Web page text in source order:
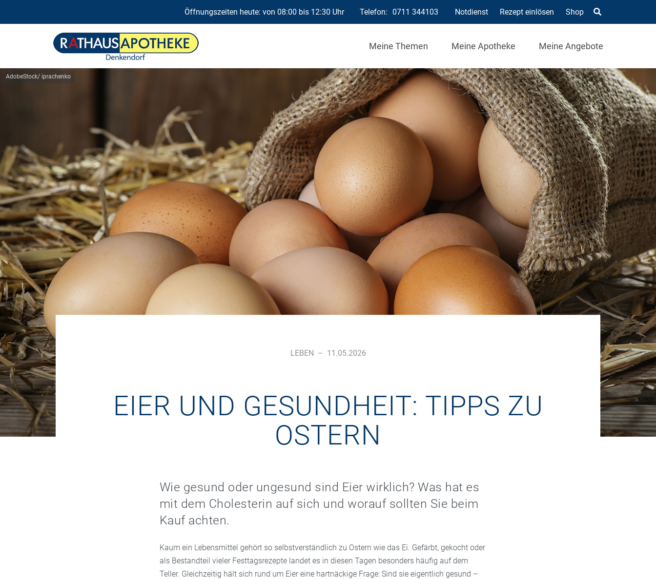
Öffnungszeiten heute: von 08:00 bis 12:30 Uhr Telefon: 0711 344103 Notdienst Rezept einlösen Shop
Meine Themen Meine Apotheke Meine Angebote
AdobeStock/ iprachenko
Symbolbild
LEBEN – 11.05.2026
EIER UND GESUNDHEIT: TIPPS ZU
OSTERN
Wie gesund oder ungesund sind Eier wirklich? Was hat es
mit dem Cholesterin auf sich und worauf sollten Sie beim
Kauf achten.
Kaum ein Lebensmittel gehört so selbstverständlich zu Ostern wie das Ei. Gefärbt, gekocht oder
als Bestandteil vieler Festtagsrezepte landet es in diesen Tagen besonders häufig auf dem
Teller. Gleichzeitig hält sich rund um Eier eine hartnäckige Frage: Sind sie eigentlich gesund –